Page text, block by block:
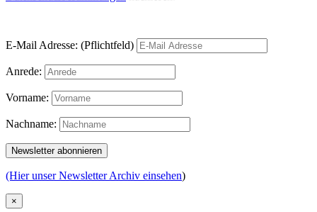
E-Mail Adresse: (Pflichtfeld)
Anrede:
Vorname:
Nachname:
(Hier unser Newsletter Archiv einsehen)
×